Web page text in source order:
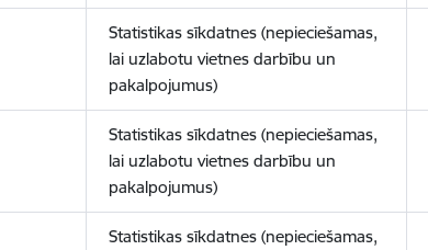
Statistikas sīkdatnes (nepieciešamas,
lai uzlabotu vietnes darbību un
pakalpojumus)
Statistikas sīkdatnes (nepieciešamas,
lai uzlabotu vietnes darbību un
pakalpojumus)
Statistikas sīkdatnes (nepieciešamas,